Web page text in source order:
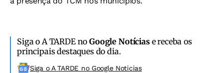
Siga o A TARDE noGoogle Notíciase receba os
principais destaques do dia.
Siga o A TARDE no Google Noticias